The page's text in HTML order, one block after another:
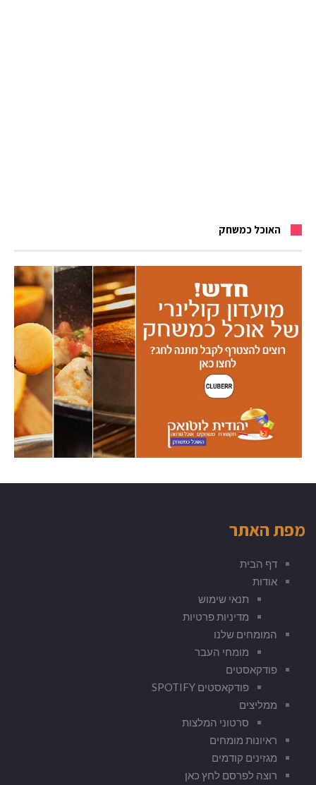
האוכל כמשחק
מפת האתר
דף הבית
אודות
תנאי שימוש
מדיניות פרטיות
המומחים שלנו
מומחי העבר
פודקאסטים
פודקאסטים SPOTIFY
ממליצים
סרטוני המלצות
ראיונות מומחים
מגזינים קודמים
רוצה לפרסם לחץ כאן